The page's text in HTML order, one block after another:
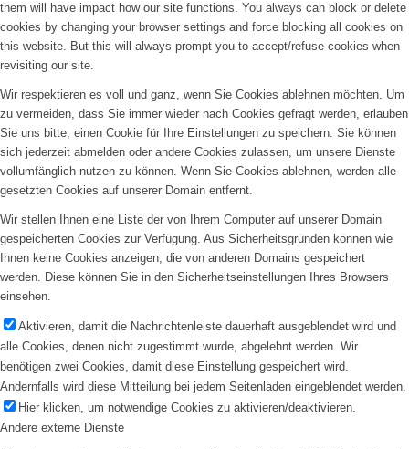
them will have impact how our site functions. You always can block or delete
cookies by changing your browser settings and force blocking all cookies on
this website. But this will always prompt you to accept/refuse cookies when
revisiting our site.
Wir respektieren es voll und ganz, wenn Sie Cookies ablehnen möchten. Um
zu vermeiden, dass Sie immer wieder nach Cookies gefragt werden, erlauben
Sie uns bitte, einen Cookie für Ihre Einstellungen zu speichern. Sie können
sich jederzeit abmelden oder andere Cookies zulassen, um unsere Dienste
vollumfänglich nutzen zu können. Wenn Sie Cookies ablehnen, werden alle
gesetzten Cookies auf unserer Domain entfernt.
Wir stellen Ihnen eine Liste der von Ihrem Computer auf unserer Domain
gespeicherten Cookies zur Verfügung. Aus Sicherheitsgründen können wie
Ihnen keine Cookies anzeigen, die von anderen Domains gespeichert
werden. Diese können Sie in den Sicherheitseinstellungen Ihres Browsers
einsehen.
Aktivieren, damit die Nachrichtenleiste dauerhaft ausgeblendet wird und
alle Cookies, denen nicht zugestimmt wurde, abgelehnt werden. Wir
benötigen zwei Cookies, damit diese Einstellung gespeichert wird.
Andernfalls wird diese Mitteilung bei jedem Seitenladen eingeblendet werden.
Hier klicken, um notwendige Cookies zu aktivieren/deaktivieren.
Andere externe Dienste